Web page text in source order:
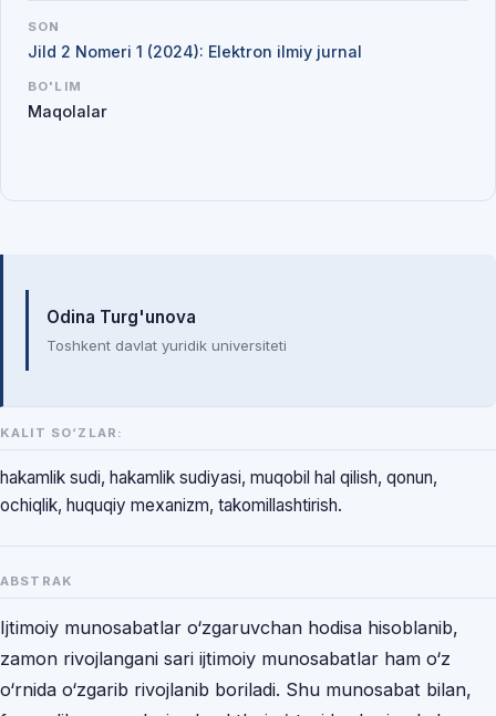
Mualliflar
Odina Turg'unova
Toshkent davlat yuridik universiteti
KALIT SO‘ZLAR:
hakamlik sudi, hakamlik sudiyasi, muqobil hal qilish, qonun,
ochiqlik, huquqiy mexanizm, takomillashtirish.
ABSTRAK
Ijtimoiy munosabatlar o‘zgaruvchan hodisa hisoblanib,
zamon rivojlangani sari ijtimoiy munosabatlar ham o‘z
o‘rnida o‘zgarib rivojlanib boriladi. Shu munosabat bilan,
SON
Jild 2 Nomeri 1 (2024): Elektron ilmiy jurnal
BO'LIM
Maqolalar